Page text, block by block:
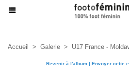
Accueil > Galerie > U17 France -
Revenir à l'album | Envoyer cette